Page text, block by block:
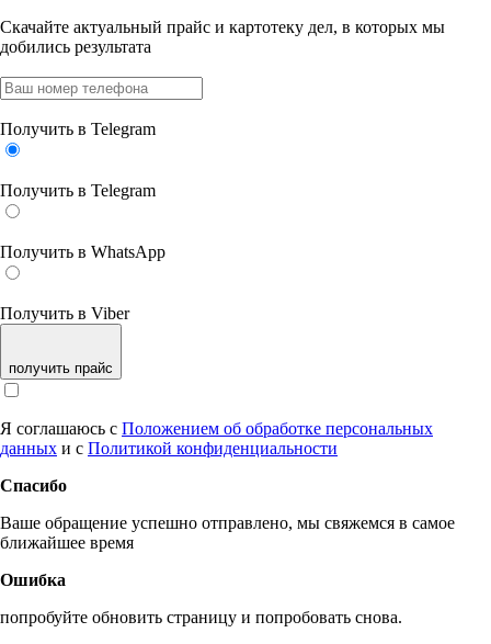
Скачайте актуальный прайс и картотеку дел, в которых мы
добились результата
Получить в Telegram
Получить в Telegram
Получить в WhatsApp
Получить в Viber
получить прайс
Я соглашаюсь с Положением об обработке персональных
данных и с Политикой конфиденциальности
Спасибо
Ваше обращение успешно отправлено, мы свяжемся в самое
ближайшее время
Ошибка
попробуйте обновить страницу и попробовать снова.